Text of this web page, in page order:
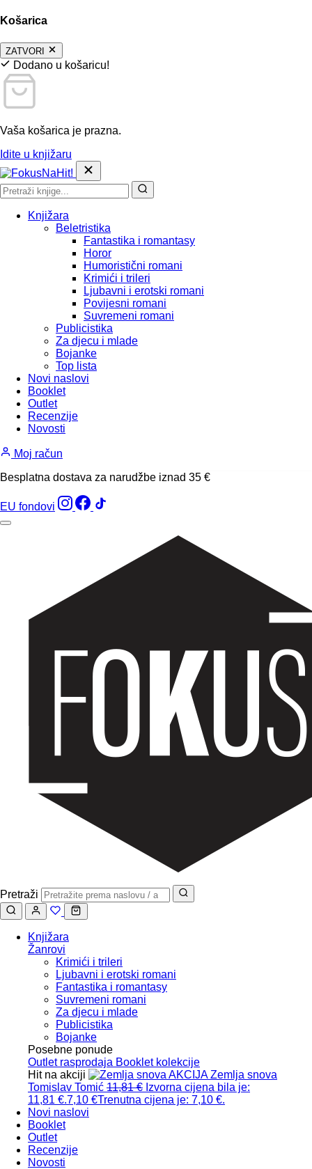
Košarica
ZATVORI
Dodano u košaricu!
Vaša košarica je prazna.
Idite u knjižaru
Knjižara
Beletristika
Fantastika i romantasy
Horor
Humoristični romani
Krimići i trileri
Ljubavni i erotski romani
Povijesni romani
Suvremeni romani
Publicistika
Za djecu i mlade
Bojanke
Top lista
Novi naslovi
Booklet
Outlet
Recenzije
Novosti
Moj račun
Besplatna dostava za narudžbe iznad 35 €
EU fondovi
Pretraži
Knjižara
Žanrovi
Krimići i trileri
Ljubavni i erotski romani
Fantastika i romantasy
Suvremeni romani
Za djecu i mlade
Publicistika
Bojanke
Posebne ponude
Outlet rasprodaja Booklet kolekcije
Hit na akciji
AKCIJA Zemlja snova
Tomislav Tomić 11,81€ Izvorna cijena bila je:
11,81 €.7,10 €Trenutna cijena je: 7,10 €.
Novi naslovi
Booklet
Outlet
Recenzije
Novosti